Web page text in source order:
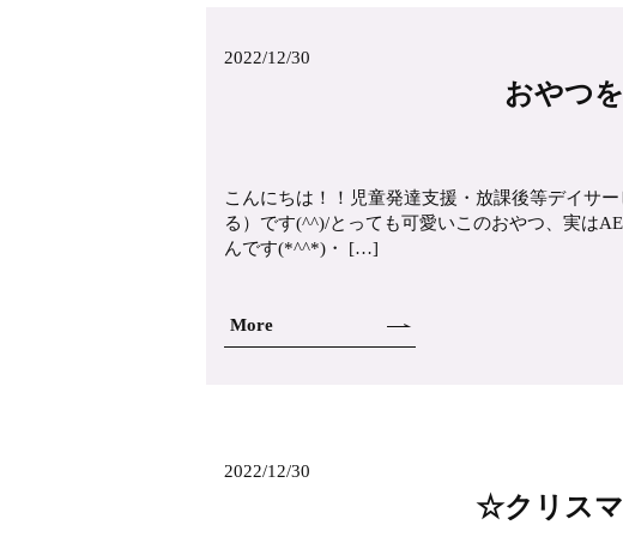
2022/12/30
おやつ
こんにちは！！児童発達支援・放課後等デイサ
る）です(^^)/とっても可愛いこのおやつ、実は
んです(*^^*)・ […]
More
2022/12/30
☆クリス